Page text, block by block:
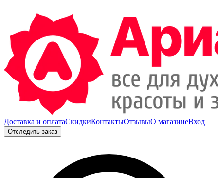
Доставка и оплатаСкидкиКонтактыОтзывыО магазинеВход
Отследить заказ